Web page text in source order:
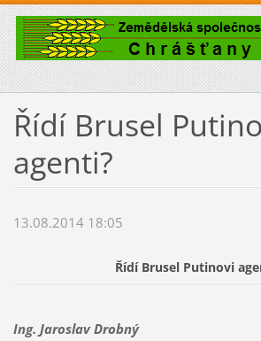
Řídí Brusel
agenti?
13.08.2014 18:05
Řídí Brusel Putinovi
Ing. Jaroslav Drobný